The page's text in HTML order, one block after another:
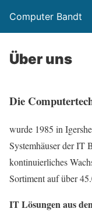
Computer Bandt
Über uns
Die
wurde 1985 in
Systemhäuser der IT
kontinuierliches
Sortiment auf über
IT Lösungen aus